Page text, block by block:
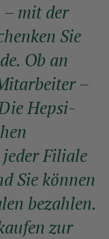
– mit der
Sie
Ob an
–
Hepsi-
Filiale
Sie können
bezahlen.
zur